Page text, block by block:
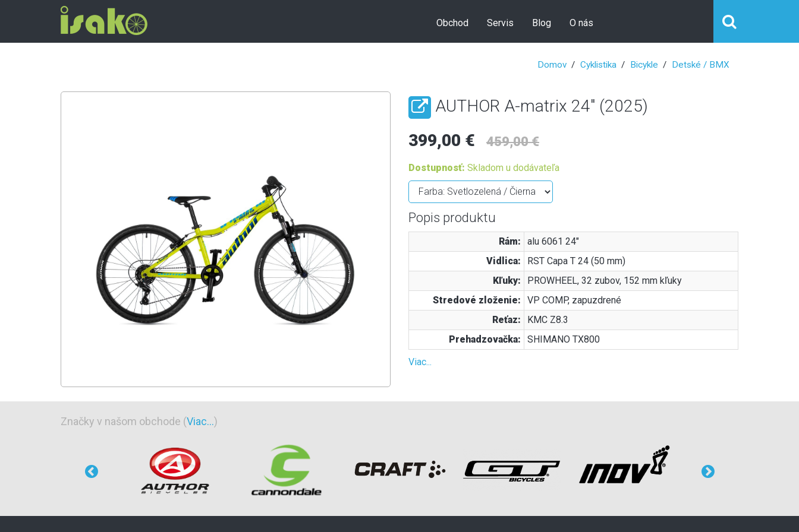
Obchod Servis Blog O nás
Domov Cyklistika Bicykle Detské / BMX
AUTHOR A-matrix 24" (2025)
399,00 €
459,00 €
Dostupnosť: Skladom u dodávateľa
Popis produktu
Rám:
alu 6061 24"
Vidlica:
RST Capa T 24 (50 mm)
Kľuky:
PROWHEEL, 32 zubov, 152 mm kľuky
Stredové zloženie:
VP COMP, zapuzdrené
Reťaz:
KMC Z8.3
Prehadzovačka:
SHIMANO TX800
Viac...
Značky v našom obchode (Viac...)